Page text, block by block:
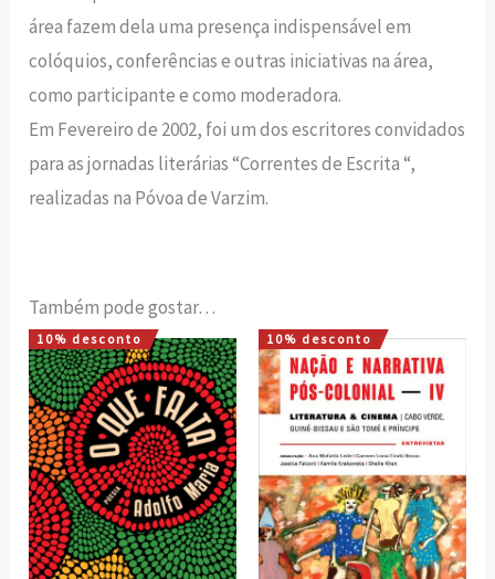
área fazem dela uma presença indispensável em
colóquios, conferências e outras iniciativas na área,
como participante e como moderadora.
Em Fevereiro de 2002, foi um dos escritores convidados
para as jornadas literárias “Correntes de Escrita “,
realizadas na Póvoa de Varzim.
Também pode gostar…
10% desconto
O
preço
original
era:
12,00 €.
O
preço
atual
é:
10,80 €.
10% desconto
O
preço
original
era:
16,00 €.
O
preço
atual
é:
14,40 €.